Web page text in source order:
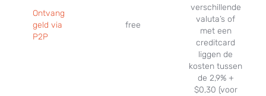
Ontvang
geld via
P2P
free
verschillende
valuta’s of
met een
creditcard
liggen de
kosten tussen
de 2,9% +
$0,30 (voor